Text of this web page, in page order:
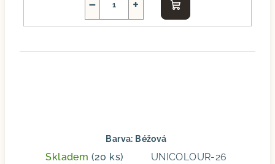
+
−
Do
košíku
Barva: Béžová
Skladem (20 ks) UNICOLOUR-26